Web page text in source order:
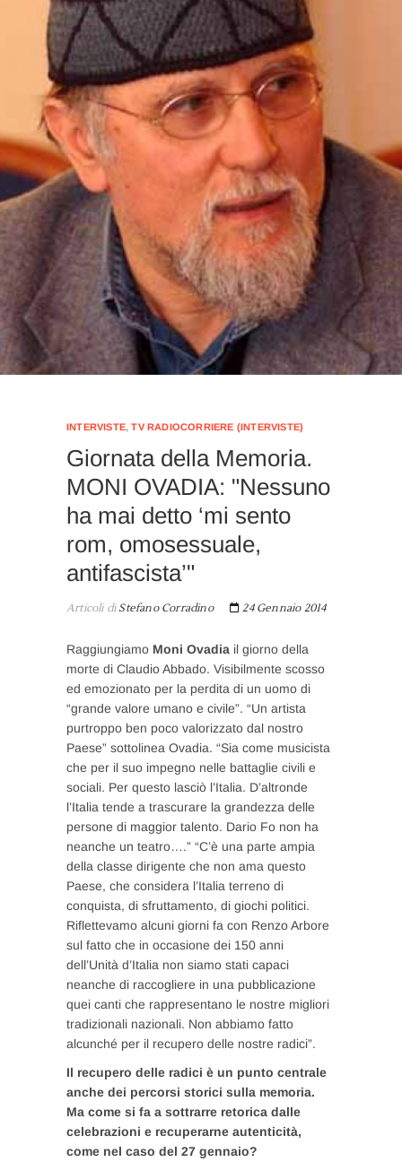
INTERVISTE,TV RADIOCORRIERE (INTERVISTE)
Giornata della Memoria.
MONI OVADIA: "Nessuno
ha mai detto ‘mi sento
rom, omosessuale,
antifascista’"
Articoli diStefano Corradino 24 Gennaio 2014
Raggiungiamo Moni Ovadia il giorno della
morte di Claudio Abbado. Visibilmente scosso
ed emozionato per la perdita di un uomo di
“grande valore umano e civile”. “Un artista
purtroppo ben poco valorizzato dal nostro
Paese” sottolinea Ovadia. “Sia come musicista
che per il suo impegno nelle battaglie civili e
sociali. Per questo lasciò l’Italia. D’altronde
l’Italia tende a trascurare la grandezza delle
persone di maggior talento. Dario Fo non ha
neanche un teatro….” “C’è una parte ampia
della classe dirigente che non ama questo
Paese, che considera l’Italia terreno di
conquista, di sfruttamento, di giochi politici.
Riflettevamo alcuni giorni fa con Renzo Arbore
sul fatto che in occasione dei 150 anni
dell’Unità d’Italia non siamo stati capaci
neanche di raccogliere in una pubblicazione
quei canti che rappresentano le nostre migliori
tradizionali nazionali. Non abbiamo fatto
alcunché per il recupero delle nostre radici”.
Il recupero delle radici è un punto centrale
anche dei percorsi storici sulla memoria.
Ma come si fa a sottrarre retorica dalle
celebrazioni e recuperarne autenticità,
come nel caso del 27 gennaio?